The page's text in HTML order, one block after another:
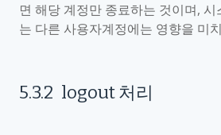
면 해당 계정만 종료하는 것이며, 시
는 다른 사용자계정에는 영향을 미
5.3.2 logout처리